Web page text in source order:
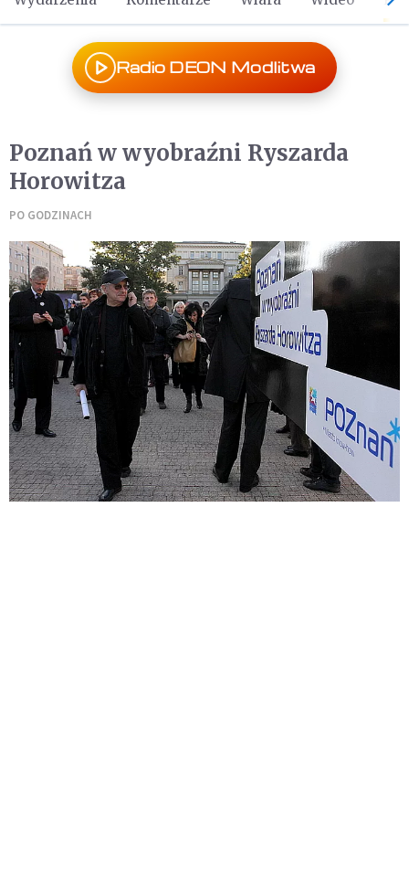
Radio DEON Modlitwa
Poznań w wyobraźni Ryszarda
Horowitza
PO GODZINACH